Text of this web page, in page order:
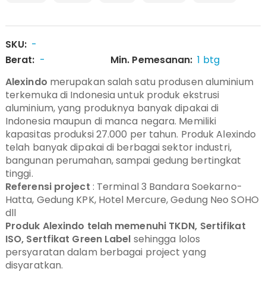
SKU: -
Berat: - Min. Pemesanan: 1 btg
Alexindo merupakan salah satu produsen aluminium
terkemuka di Indonesia untuk produk ekstrusi
aluminium, yang produknya banyak dipakai di
Indonesia maupun di manca negara. Memiliki
kapasitas produksi 27.000 per tahun. Produk Alexindo
telah banyak dipakai di berbagai sektor industri,
bangunan perumahan, sampai gedung bertingkat
tinggi.
Referensi project : Terminal 3 Bandara Soekarno-
Hatta, Gedung KPK, Hotel Mercure, Gedung Neo SOHO
dll
Produk Alexindo telah memenuhi TKDN, Sertifikat
ISO, Sertfikat Green Label sehingga lolos
persyaratan dalam berbagai project yang
disyaratkan.